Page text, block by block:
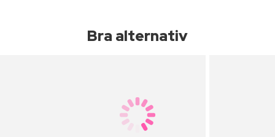
Bra alternativ